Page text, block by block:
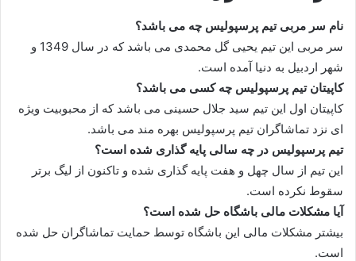
نام سر مربی تیم پرسپولیس چه می باشد؟
سر مربی این تیم یحیی گل محمدی می باشد که در سال 1349 و
شهر اردبیل به دنیا آمده است.
کاپیتان تیم پرسپولیس چه کسی می باشد؟
کاپیتان اول این تیم سید جلال حسینی می باشد که از محبوبیت ویژه
ای نزد تماشاگران تیم پرسپولیس بهره مند می باشد.
تیم پرسپولیس در چه سالی پایه گذاری شده است؟
این تیم از سال چهل و هفت پایه گذاری شده و تاکنون از لیگ برتر
سقوط نکرده است.
آیا مشکلات مالی باشگاه حل شده است؟
بیشتر مشکلات مالی این باشگاه توسط حمایت تماشاگران حل شده
است.